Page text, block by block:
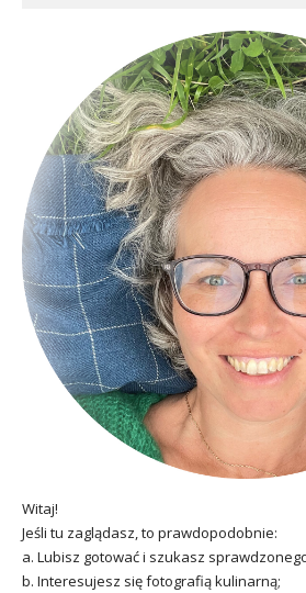
Witaj!
Jeśli tu zaglądasz, to prawdopodobnie:
a. Lubisz gotować i szukasz
b. Interesujesz się fotografią kulinarną;